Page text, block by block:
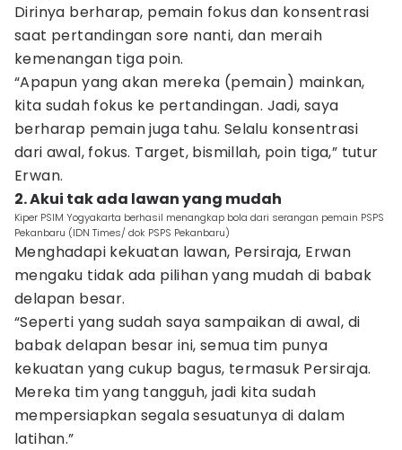
Dirinya berharap, pemain fokus dan konsentrasi
saat pertandingan sore nanti, dan meraih
kemenangan tiga poin.
“Apapun yang akan mereka (pemain) mainkan,
kita sudah fokus ke pertandingan. Jadi, saya
berharap pemain juga tahu. Selalu konsentrasi
dari awal, fokus. Target, bismillah, poin tiga,” tutur
Erwan.
2. Akui tak ada lawan yang mudah
Kiper PSIM Yogyakarta berhasil menangkap bola dari serangan pemain PSPS
Pekanbaru (IDN Times/ dok PSPS Pekanbaru)
Menghadapi kekuatan lawan, Persiraja, Erwan
mengaku tidak ada pilihan yang mudah di babak
delapan besar.
“Seperti yang sudah saya sampaikan di awal, di
babak delapan besar ini, semua tim punya
kekuatan yang cukup bagus, termasuk Persiraja.
Mereka tim yang tangguh, jadi kita sudah
mempersiapkan segala sesuatunya di dalam
latihan.”